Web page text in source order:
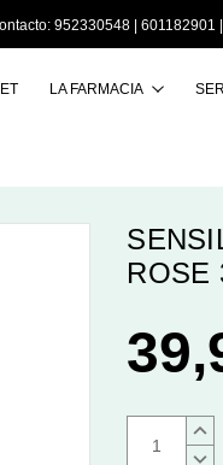
952330548 | 601182901 |
LA FARMACIA
ROSE